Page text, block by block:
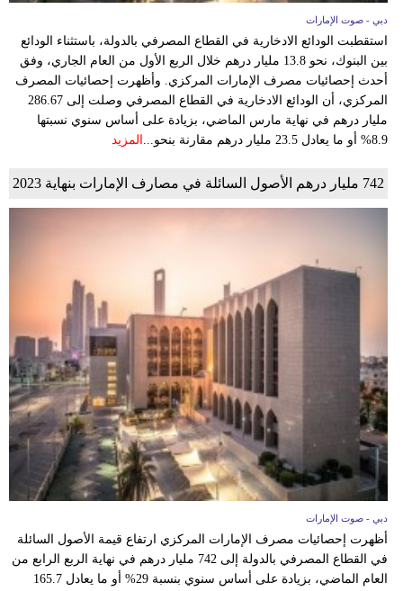
دبي - صوت الإمارات
استقطبت الودائع الادخارية في القطاع المصرفي بالدولة، باستثناء الودائع
بين البنوك، نحو 13.8 مليار درهم خلال الربع الأول من العام الجاري، وفق
أحدث إحصائيات مصرف الإمارات المركزي. وأظهرت إحصائيات المصرف
المركزي، أن الودائع الادخارية في القطاع المصرفي وصلت إلى 286.67
مليار درهم في نهاية مارس الماضي، بزيادة على أساس سنوي نسبتها
8.9% أو ما يعادل 23.5 مليار درهم مقارنة بنحو...
المزيد
742 مليار درهم الأصول السائلة في مصارف الإمارات بنهاية 2023
دبي - صوت الإمارات
أظهرت إحصائيات مصرف الإمارات المركزي ارتفاع قيمة الأصول السائلة
في القطاع المصرفي بالدولة إلى 742 مليار درهم في نهاية الربع الرابع من
العام الماضي، بزيادة على أساس سنوي بنسبة 29% أو ما يعادل 165.7